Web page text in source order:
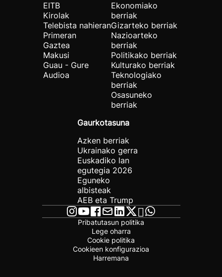
EITB
Kirolak
Telebista nahieran
Primeran
Gaztea
Makusi
Guau - Gure
Audioa
Ekonomiako
berriak
Gizarteko berriak
Nazioarteko
berriak
Politikako berriak
Kulturako berriak
Teknologiako
berriak
Osasuneko
berriak
Gaurkotasuna
Azken berriak
Ukrainako gerra
Euskadiko lan
egutegia 2026
Eguneko
albisteak
AEB eta Trump
Pribatutasun politika
Lege oharra
Cookie politika
Cookieen konfigurazioa
Harremana